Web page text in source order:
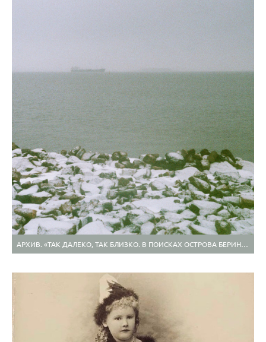
АРХИВ. «ТАК ДАЛЕКО, ТАК БЛИЗКО. В ПОИСКАХ ОСТРОВА БЕРИНГА»